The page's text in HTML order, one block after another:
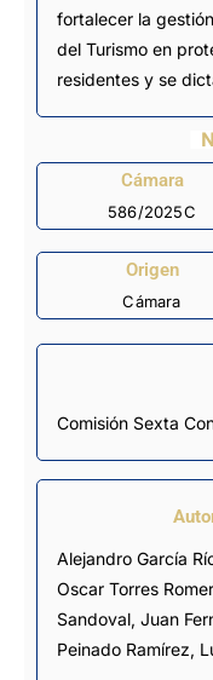
fortalecer la
del Turismo en
residentes y se
Cámara
586/2025C
Origen
Cámara
Comisión Sexta
Alejandro García
Oscar Torres
Sandoval, Juan
Peinado Ramírez,